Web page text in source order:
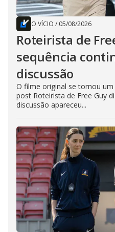
O VÍCIO / 05/08/2026
Roteirista de
sequência
discussão
O filme original se tornou
post Roteirista de Free Guy
discussão apareceu...